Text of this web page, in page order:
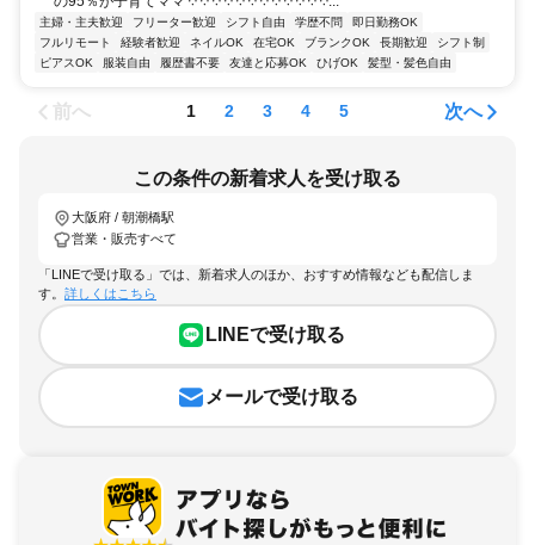
主婦・主夫歓迎 フリーター歓迎 シフト自由 学歴不問
即日勤務OK
フルリモート
経験者歓迎 ネイルOK 在宅OK ブランクOK 長期歓迎
シフト制
ピアスOK
服装自由 履歴書不要 友達と応募OK ひげOK 髪型・髪色自由
前へ 1 2 3 4 5 次へ
この条件の新着求人を受け取る
大阪府 / 朝潮橋駅
営業・販売すべて
「LINEで受け取る」では、新着求人のほか、おすすめ情報なども配信しま
す。 詳しくはこちら
LINEで受け取る
メールで受け取る